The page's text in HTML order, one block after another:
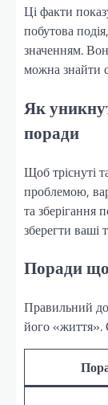
Ці факти
побутова
значенням.
можна знайти
Як
поради
Щоб тріснуті
проблемою,
та зберігання
зберегти ваші
Поради
Правильний
його «життя».